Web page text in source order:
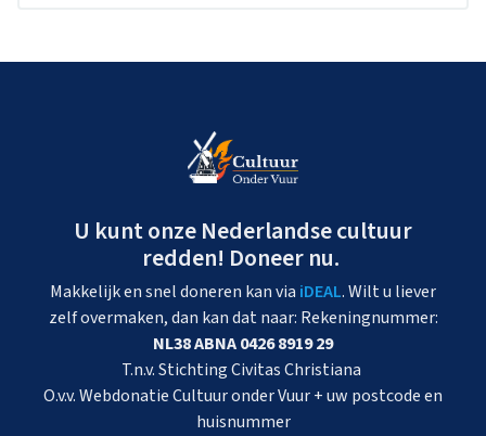
U kunt onze Nederlandse cultuur
redden! Doneer nu.
Makkelijk en snel doneren kan via iDEAL. Wilt u liever
zelf overmaken, dan kan dat naar: Rekeningnummer:
NL38 ABNA 0426 8919 29
T.n.v. Stichting Civitas Christiana
O.v.v. Webdonatie Cultuur onder Vuur + uw postcode en
huisnummer